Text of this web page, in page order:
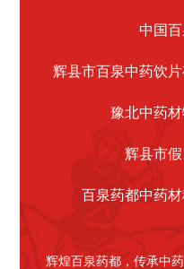
中国
辉县市百泉中药饮片
豫北中药
辉县市
百泉药都中药
辉煌百泉药都，传承中